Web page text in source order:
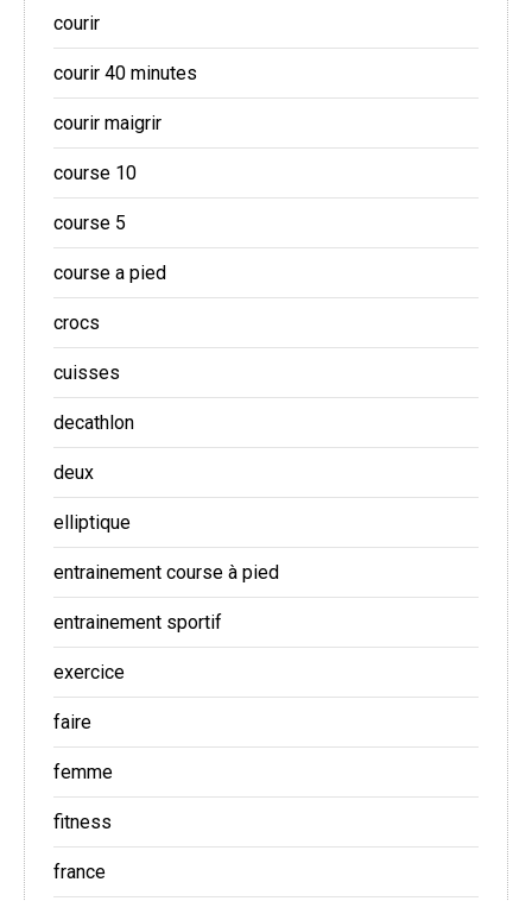
courir
courir 40 minutes
courir maigrir
course 10
course 5
course a pied
crocs
cuisses
decathlon
deux
elliptique
entrainement course à pied
entrainement sportif
exercice
faire
femme
fitness
france